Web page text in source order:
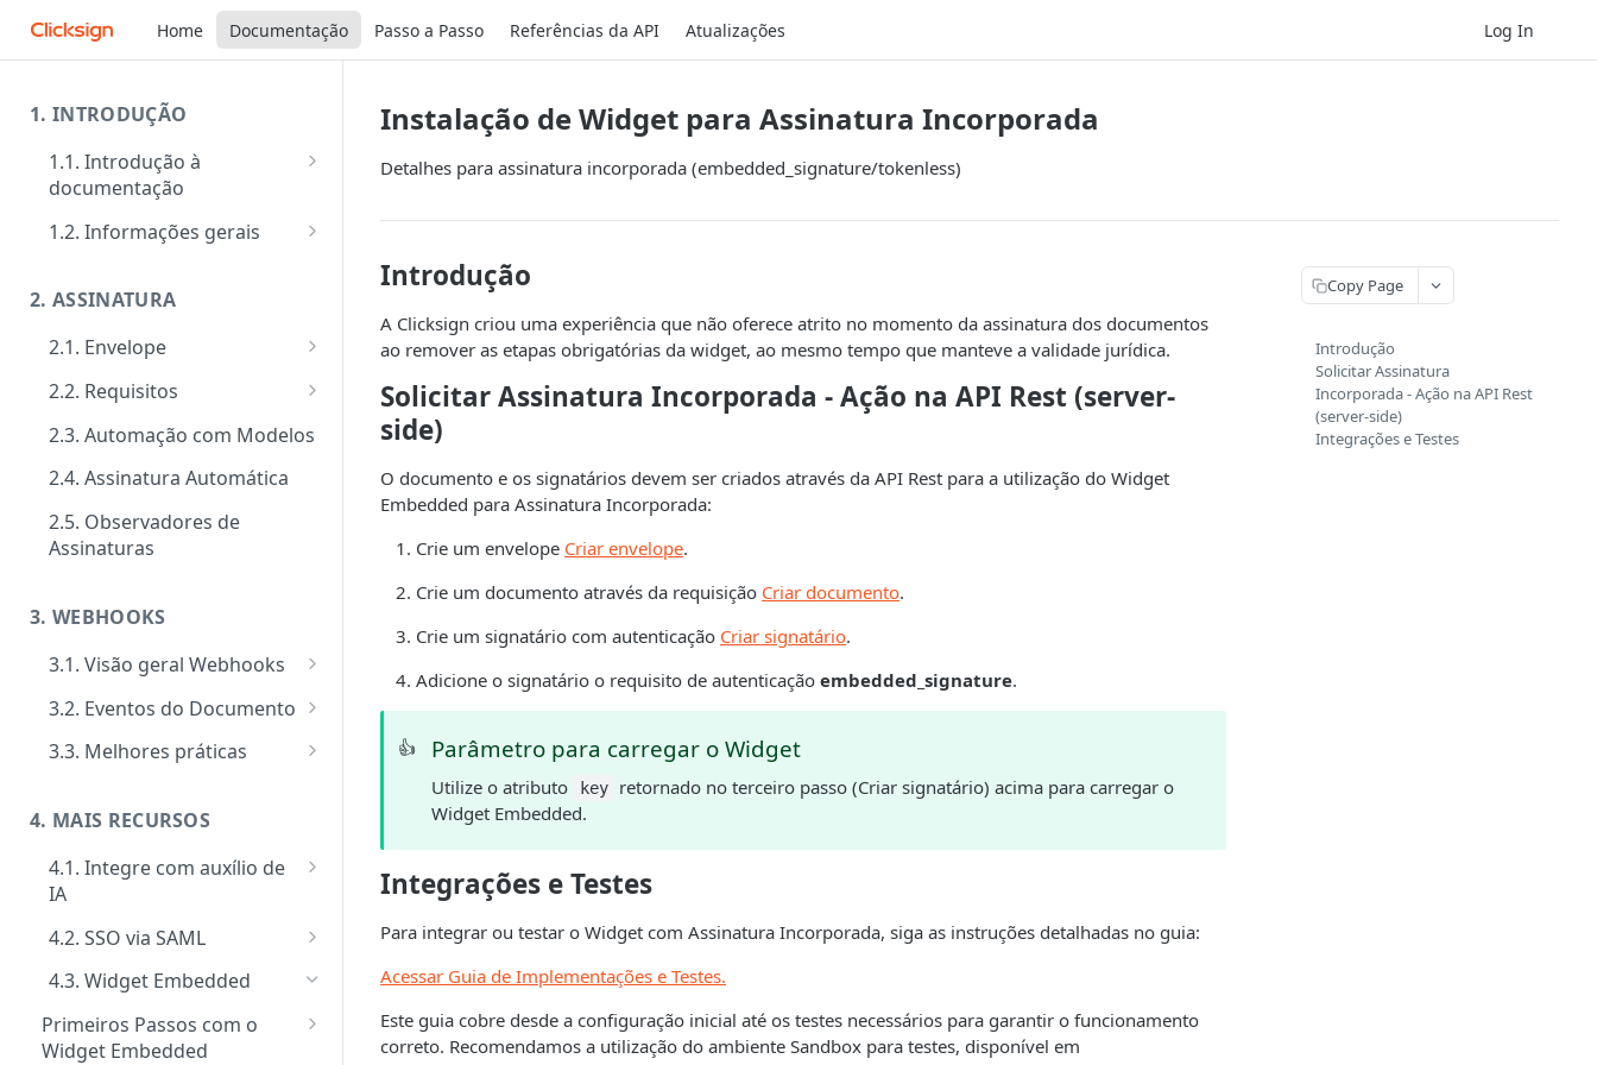
Home Documentação Passo a Passo Referências da API Atualizações Log In
1. INTRODUÇÃO
1.1. Introdução à
documentação
Primeiros passos
Ferramentas de Teste:
Postman e Insomnia
1.2. Informações gerais
Suporte
Limite de requisições
Mensagens de erro
Segurança
2. ASSINATURA
2.1. Envelope
Guia de criação: O passo a
passo padrão
Tipos de notificações para os
signatários
das notificações
Notificações
Envelopes
Eventos
Ativação performática: alta
escala e assincronismo
Regras de finalização de
2.2. Requisitos
Tipos de requisitos de
autenticação
2.3. Automação com Modelos
2.4. Assinatura Automática
2.5. Observadores de
Assinaturas
3. WEBHOOKS
3.1. Visão geral Webhooks
Cadastro de Webhooks via APP
Cadastro de Webhooks via API
3.2. Eventos do Documento
Evento Add Signer
Exceeded
Evento Auto Close
Evento Cancel
Evento Close
Evento Deadline
Evento Document Closed
3.3. Melhores práticas
4. MAIS RECURSOS
4.1. Integre com auxílio de
IA
MCP Server
4.2. SSO via SAML
Como implementar SSO via
Implementação na Clicksign
Implementação habilitada
4.3. Widget Embedded
Primeiros Passos com o
Widget Embedded
Instalação de Widget para Assinatura Incorporada
Detalhes para assinatura incorporada (embedded_signature/tokenless)
Introdução
A Clicksign criou uma experiência que não oferece atrito no momento da assinatura dos documentos
ao remover as etapas obrigatórias da widget, ao mesmo tempo que manteve a validade jurídica.
Solicitar Assinatura Incorporada - Ação na API Rest (server-
side)
O documento e os signatários devem ser criados através da API Rest para a utilização do Widget
Embedded para Assinatura Incorporada:
Crie um envelope Criar envelope.
Crie um documento através da requisição Criar documento.
Crie um signatário com autenticação Criar signatário.
Adicione o signatário o requisito de autenticação embedded_signature.
👍 Parâmetro para carregar o Widget
Utilize o atributo key
retornado no terceiro passo (Criar signatário) acima para carregar o
Widget Embedded.
Integrações e Testes
Para integrar ou testar o Widget com Assinatura Incorporada, siga as instruções detalhadas no guia:
Acessar Guia de Implementações e Testes.
Este guia cobre desde a configuração inicial até os testes necessários para garantir o funcionamento
correto. Recomendamos a utilização do ambiente Sandbox para testes, disponível em
Copy Page
Introdução
Solicitar Assinatura
Incorporada - Ação na API Rest
(server-side)
Integrações e Testes